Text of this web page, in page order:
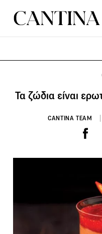
Τα ζώδια είναι
CANTINA TEAM